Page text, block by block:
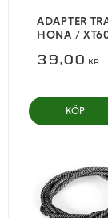
ADAPTER
HONA /
39,00 KR
KÖP